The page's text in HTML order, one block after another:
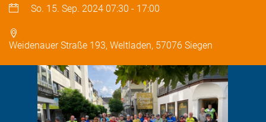
So. 15. Sep. 2024 07:30 - 17:00
Weidenauer Straße 193, Weltladen, 57076 Siegen